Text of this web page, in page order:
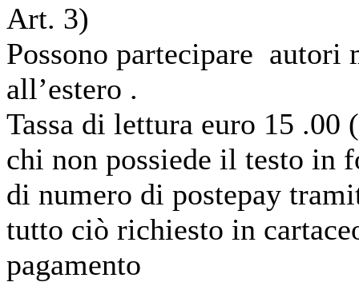
Art. 3)
Possono partecipare
all’estero .
Tassa di lettura euro 15
chi non possiede il testo in
di numero di postepay
tutto ciò richiesto in
pagamento